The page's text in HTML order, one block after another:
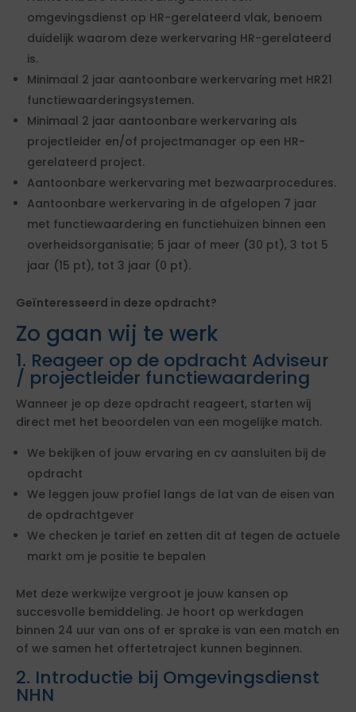
omgevingsdienst op HR-gerelateerd vlak, benoem
duidelijk waarom deze werkervaring HR-gerelateerd
is.
Minimaal 2 jaar aantoonbare werkervaring met HR21
functiewaarderingsystemen.
Minimaal 2 jaar aantoonbare werkervaring als
projectleider en/of projectmanager op een HR-
gerelateerd project.
Aantoonbare werkervaring met bezwaarprocedures.
Aantoonbare werkervaring in de afgelopen 7 jaar
met functiewaardering en functiehuizen binnen een
overheidsorganisatie; 5 jaar of meer (30 pt), 3 tot 5
jaar (15 pt), tot 3 jaar (0 pt).
Geïnteresseerd in deze opdracht?
Zo gaan wij te werk
1. Reageer op de opdracht Adviseur
/ projectleider functiewaardering
Wanneer je op deze opdracht reageert, starten wij
direct met het beoordelen van een mogelijke match.
We bekijken of jouw ervaring en cv aansluiten bij de
opdracht
We leggen jouw profiel langs de lat van de eisen van
de opdrachtgever
We checken je tarief en zetten dit af tegen de actuele
markt om je positie te bepalen
Met deze werkwijze vergroot je jouw kansen op
succesvolle bemiddeling. Je hoort op werkdagen
binnen 24 uur van ons of er sprake is van een match en
of we samen het offertetraject kunnen beginnen.
2. Introductie bij Omgevingsdienst
NHN